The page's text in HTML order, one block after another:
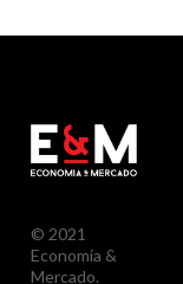
© 2021
Economia &
Mercado.